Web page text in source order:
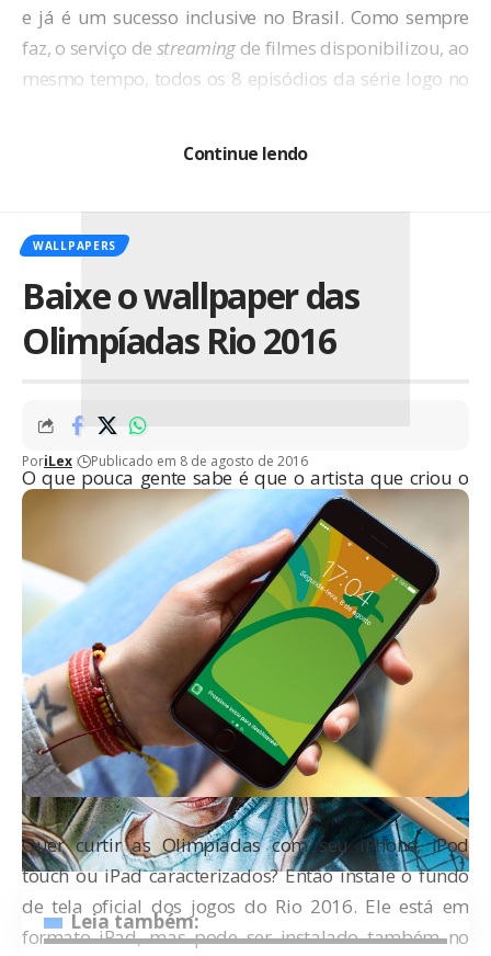
e já é um sucesso inclusive no Brasil. Como sempre
faz, o serviço de streamingde filmes disponibilizou, ao
mesmo tempo, todos os 8 episódios da série logo no
O que pouca gente sabe é que o artista que criou o
poster da série o fez todo no
iPad Pro, usando o
Leia também:
Continue lendo
WALLPAPERS
Baixe o wallpaper das
Olimpíadas Rio 2016
PoriLex Publicado em 8 de agosto de 2016
Quer curtir as Olimpíadas com seu iPhone, iPod
touch ou iPad caracterizados? Então instale o fundo
de tela oficial dos jogos do Rio 2016. Ele está em
formato iPad, mas pode ser instalado também no